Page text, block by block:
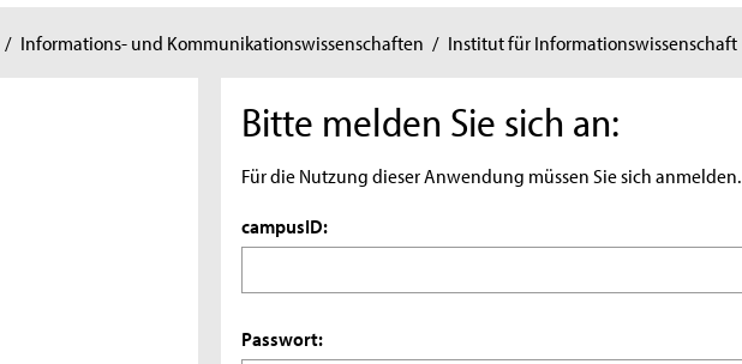
/ Informations- und Kommunikationswissenschaften / Institut für Informationswissenschaft
Bitte melden Sie sich an:
Für die Nutzung dieser Anwendung müssen Sie sich anmelden.
campusID:
Passwort: